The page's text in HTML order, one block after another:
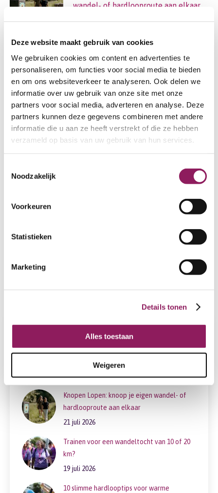
Deze website maakt gebruik van cookies
We gebruiken cookies om content en advertenties te
personaliseren, om functies voor social media te bieden
en om ons websiteverkeer te analyseren. Ook delen we
informatie over uw gebruik van onze site met onze
partners voor social media, adverteren en analyse. Deze
partners kunnen deze gegevens combineren met andere
informatie die u aan ze heeft verstrekt of die ze hebben
verzameld op basis van uw gebruik van hun services.
Noodzakelijk
Voorkeuren
Statistieken
Marketing
Details tonen
Alles toestaan
Weigeren
wandel- of hardlooproute aan elkaar
21 juli 2026
Trainen voor een wandeltocht van 10
of 20 km?
10 slimme hardlooptips voor warme
zomerdagen
9 juli 2026
moeder van Didi en ambassadeur
De hardloopwedstrijd van Limburg: de
Obvion RUN nieuws
Hardlopen met collega’s? Gewoon doen.
21 juli 2026
Knopen Lopen: knoop je eigen wandel- of
hardlooproute aan elkaar
21 juli 2026
Trainen voor een wandeltocht van 10 of 20
km?
19 juli 2026
10 slimme hardlooptips voor warme